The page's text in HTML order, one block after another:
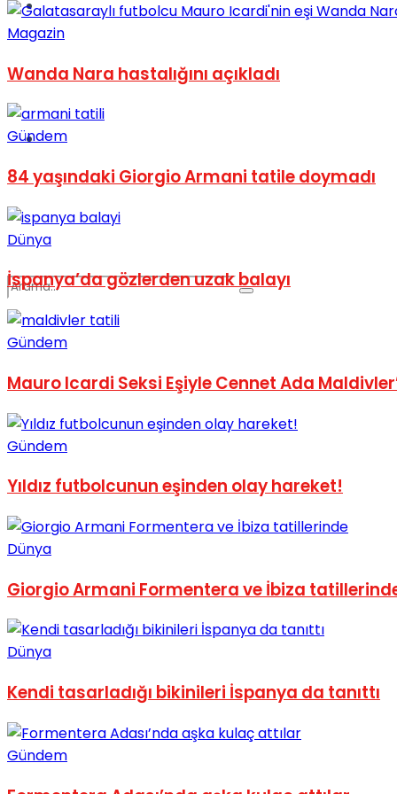
Spor
Podcast
No Result
View All Result
Magazin
Wanda Nara hastalığını açıkladı
Gündem
84 yaşındaki Giorgio Armani tatile doymadı
Dünya
İspanya’da gözlerden uzak balayı
Gündem
Mauro Icardi Seksi Eşiyle Cennet Ada
Gündem
Yıldız futbolcunun eşinden olay hareket!
Dünya
Giorgio Armani Formentera ve İbiza
Dünya
Kendi tasarladığı bikinileri İspanya da tanıttı
Gündem